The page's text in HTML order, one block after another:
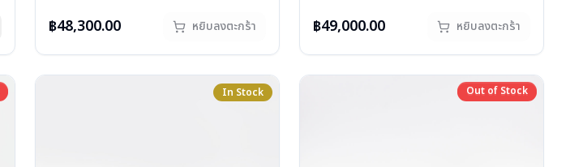
น้ำหนัก : 22 กรัม
การรับประกัน : 1 ปี
฿48,300.00 หยิบลงตะกร้า
น้ำหนัก : 19 กรัม
การรับประกัน : 1 ปี
฿49,000.00 หยิบลงตะกร้า
In Stock Out of Stock
Out of Stock